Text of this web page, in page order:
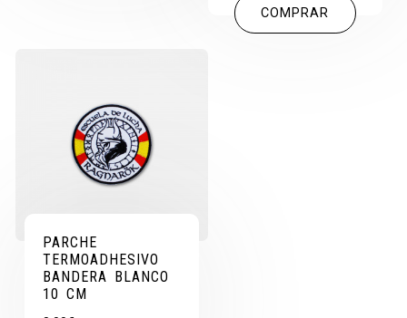
COMPRAR
PARCHE
TERMOADHESIVO
BANDERA BLANCO
10 CM